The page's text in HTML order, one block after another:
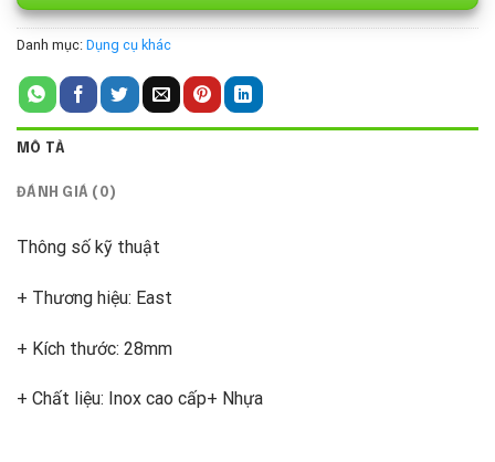
Danh mục: Dụng cụ khác
MÔ TẢ
ĐÁNH GIÁ (0)
Thông số kỹ thuật
+ Thương hiệu: East
+ Kích thước: 28mm
+ Chất liệu: Inox cao cấp+ Nhựa